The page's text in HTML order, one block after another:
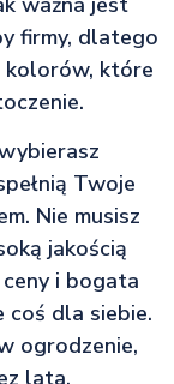
firmy, dlatego
kolorów, które
Twoje
Nie musisz
jakością
i bogata
coś dla siebie.
ogrodzenie,
lata.